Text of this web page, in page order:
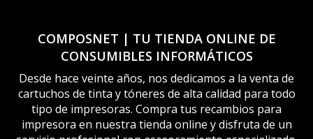
COMPOSNET | TU TIENDA ONLINE DE
CONSUMIBLES INFORMÁTICOS
Desde hace veinte años, nos dedicamos a la venta de
cartuchos de tinta y tóneres de alta calidad para todo
tipo de impresoras. Compra tus recambios para
impresora en nuestra tienda online y disfruta de un